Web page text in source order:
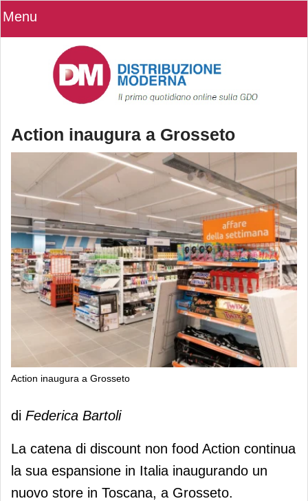
Menu
Action inaugura a Grosseto
Action inaugura a Grosseto
Action inaugura a Grosseto
di Federica Bartoli
La catena di discount non food Action continua
la sua espansione in Italia inaugurando un
nuovo store in Toscana, a Grosseto.